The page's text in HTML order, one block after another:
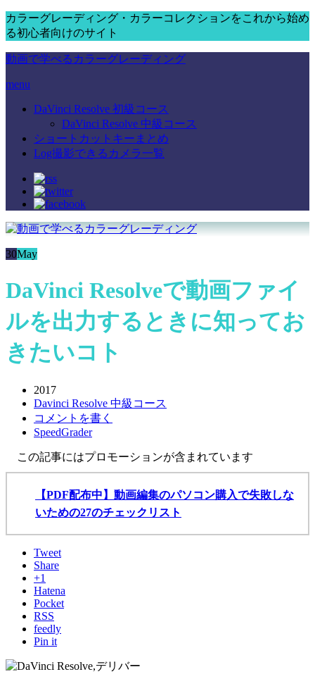
カラーグレーディング・カラーコレクションをこれから始め
る初心者向けのサイト
動画で学べるカラーグレーディング
menu
DaVinci Resolve 初級コース
DaVinci Resolve 中級コース
ショートカットキーまとめ
Log撮影できるカメラ一覧
30May
DaVinci Resolveで動画ファイ
ルを出力するときに知ってお
きたいコト
2017
Davinci Resolve 中級コース
コメントを書く
SpeedGrader
この記事にはプロモーションが含まれています
【PDF配布中】動画編集のパソコン購入で失敗しな
いための27のチェックリスト
Tweet
Share
+1
Hatena
Pocket
RSS
feedly
Pin it